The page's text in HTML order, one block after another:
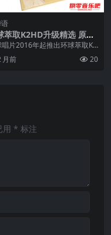
萃取K2HD升级精选 原抓
合集
片2016年起推出环球萃取K2
级精选系列，整套共48张个人
，...
月前 20
用 * 标注